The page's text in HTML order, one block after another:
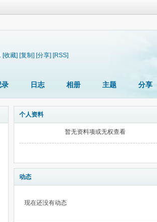
[收藏] [复制] [分享] [RSS]
录 日志 相册 主题 分享
个人资料
暂无资料项或无权查看
动态
现在还没有动态